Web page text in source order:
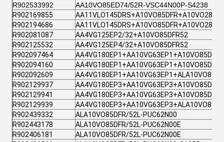
R902533992
AA10VO85ED74/52R-VSC44N00P-S4238
R902169855
R902194686
AA11VLO145DRS+A10VO85DFR+A10VO28DR
R902081087
AA4VG125EP2/32+A10VO85DFR52
R902125532
AA4VG125EP4/32+A10VO85DFR52
R902097464
AA4VG180EP1+AA10VG63EP1+A10VO85DFR-
R902094160
AA4VG180EP1+AA10VG63EP1+A10VO85DFR-
R902092609
R902129937
AA4VG180EP3+AA10VG63EP3+A10VO85DFR-
R902129941
AA4VG180EP3+AA10VG63EP3+A10VO85DFR-
R902129939
R902439332
ALA10VO85DFR/52L-PUC62N00
R902443178
ALA10VO85DFR/52L-PUC62N00E
R902406181
ALA10VO85DFR/52L-PUC62N00E